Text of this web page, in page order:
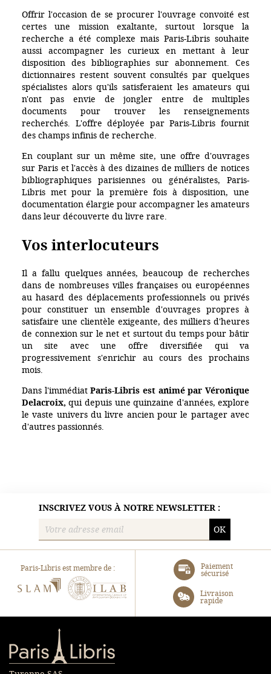
Offrir l'occasion de se procurer l'ouvrage convoité est
certes une mission exaltante, surtout lorsque la
recherche a été complexe mais Paris-Libris souhaite
aussi accompagner les curieux en mettant à leur
disposition des bibliographies sur abonnement. Ces
dictionnaires restent souvent consultés par quelques
spécialistes alors qu'ils satisferaient les amateurs qui
n'ont pas envie de jongler entre de multiples
documents pour trouver les renseignements
recherchés. L'offre déployée par Paris-Libris fournit
des champs infinis de recherche.
En couplant sur un même site, une offre d'ouvrages
sur Paris et l'accès à des dizaines de milliers de notices
bibliographiques parisiennes ou généralistes, Paris-
Libris met pour la première fois à disposition, une
documentation élargie pour accompagner les amateurs
dans leur découverte du livre rare.
Vos interlocuteurs
Il a fallu quelques années, beaucoup de recherches
dans de nombreuses villes françaises ou européennes
au hasard des déplacements professionnels ou privés
pour constituer un ensemble d'ouvrages propres à
satisfaire une clientèle exigeante, des milliers d'heures
de connexion sur le net et surtout du temps pour bâtir
un site avec une offre diversifiée qui va
progressivement s'enrichir au cours des prochains
mois.
Dans l'immédiatParis-Libris est animé par Véronique
Delacroix, qui depuis une quinzaine d'années, explore
le vaste univers du livre ancien pour le partager avec
d'autres passionnés.
INSCRIVEZ VOUS À NOTRE NEWSLETTER :
OK
Paris-Libris est membre de :
SLAM
Paiement
sécurisé
Livraison
rapide